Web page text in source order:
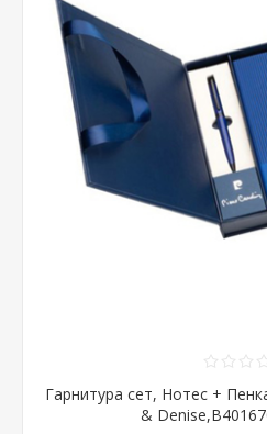
Гарнитура сет, Нотес +
&